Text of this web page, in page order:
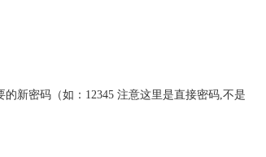
新密码（如：12345 注意这里是直接密码,不是